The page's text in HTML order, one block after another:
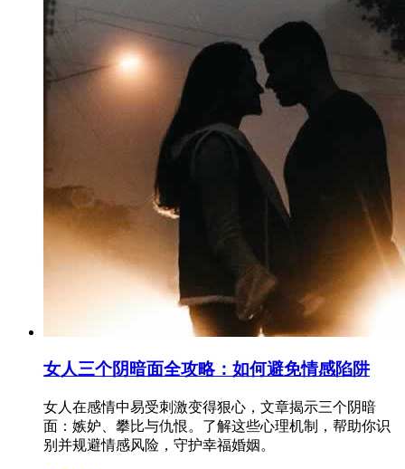
女人三个阴暗面全攻略：如何避免情感陷阱
女人在感情中易受刺激变得狠心，文章揭示三个阴暗
面：嫉妒、攀比与仇恨。了解这些心理机制，帮助你识
别并规避情感风险，守护幸福婚姻。